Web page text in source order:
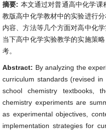
摘要: 本文通过对普通高中化学课
教版高中化学教材中的实验进行
内容、方法等几个方面对高中化
当下高中化学实验教学的实施策
考。
Abstract: By analyzing the
curriculum standards (revised
school chemistry textbooks,
chemistry experiments are
as experimental objectives,
implementation strategies for